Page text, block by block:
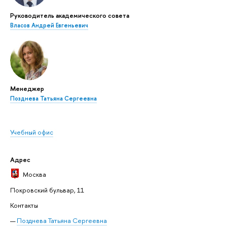
Руководитель академического совета
Власов Андрей Евгеньевич
Менеджер
Позднева Татьяна Сергеевна
Учебный офис
Адрес
Москва
Покровский бульвар, 11
Контакты
Позднева Татьяна Сергеевна